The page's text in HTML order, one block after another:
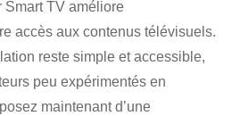
Smart TV améliore
accès aux contenus télévisuels.
reste simple et accessible,
peu expérimentés en
maintenant d’une